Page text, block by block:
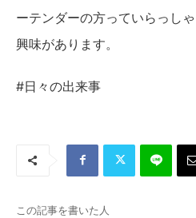
ーテンダーの方っていらっし
興味があります。
#日々の出来事
この記事を書いた人